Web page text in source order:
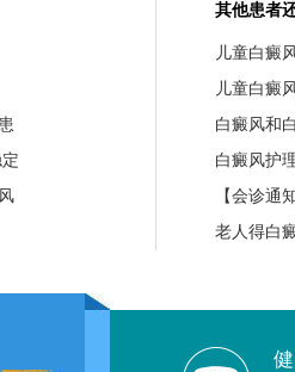
其他患者
儿童白癜
儿童白癜
白癜风和
白癜风护
【会诊通
老人得白